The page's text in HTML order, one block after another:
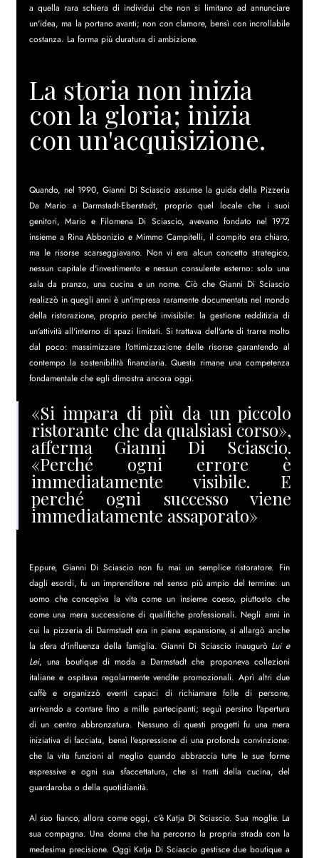
a quella rara schiera di individui che non si limitano ad annunciare
un'idea, ma la portano avanti; non con clamore, bensì con incrollabile
costanza. La forma più duratura di ambizione.
La storia non inizia
con la gloria; inizia
con un'acquisizione.
Quando, nel 1990, Gianni Di Sciascio assunse la guida della Pizzeria
Da Mario a Darmstadt-Eberstadt, proprio quel locale che i suoi
genitori, Mario e Filomena Di Sciascio, avevano fondato nel 1972
insieme a Rina Abbonizio e Mimmo Campitelli, il compito era chiaro,
ma le risorse scarseggiavano. Non vi era alcun concetto strategico,
nessun capitale d'investimento e nessun consulente esterno: solo una
sala da pranzo, una cucina e un nome. Ciò che Gianni Di Sciascio
realizzò in quegli anni è un'impresa raramente documentata nel mondo
della ristorazione, proprio perché invisibile: la gestione redditizia di
un'attività all'interno di spazi limitati. Si trattava dell'arte di trarre molto
dal poco: massimizzare l'ottimizzazione delle risorse garantendo al
contempo la sostenibilità finanziaria. Questa rimane una competenza
fondamentale che egli dimostra ancora oggi.
«Si impara di più da un piccolo
ristorante che da qualsiasi corso»,
afferma Gianni Di Sciascio.
«Perché ogni errore è
immediatamente visibile. E
perché ogni successo viene
immediatamente assaporato»
Eppure, Gianni Di Sciascio non fu mai un semplice ristoratore. Fin
dagli esordi, fu un imprenditore nel senso più ampio del termine: un
uomo che concepiva la vita come un insieme coeso, piuttosto che
come una mera successione di qualifiche professionali. Negli anni in
cui la pizzeria di Darmstadt era in piena espansione, si allargò anche
la sfera d'influenza della famiglia. Gianni Di Sciascio inaugurò Lui e
Lei, una boutique di moda a Darmstadt che proponeva collezioni
italiane e ospitava regolarmente vendite promozionali. Aprì altri due
caffè e organizzò eventi capaci di richiamare folle di persone,
arrivando a contare fino a mille partecipanti; seguì persino l'apertura
di un centro abbronzatura. Nessuno di questi progetti fu una mera
iniziativa di facciata, bensì l'espressione di una profonda convinzione:
che la vita funzioni al meglio quando abbraccia tutte le sue forme
espressive e ogni sua sfaccettatura, che si tratti della cucina, del
guardaroba o della quotidianità.
Al suo fianco, allora come oggi, c’è Katja Di Sciascio. Sua moglie. La
sua compagna. Una donna che ha percorso la propria strada con la
medesima precisione. Oggi Katja Di Sciascio gestisce due boutique a